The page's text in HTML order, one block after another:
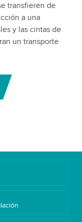
transfieren de
a una
y las cintas de
un transporte